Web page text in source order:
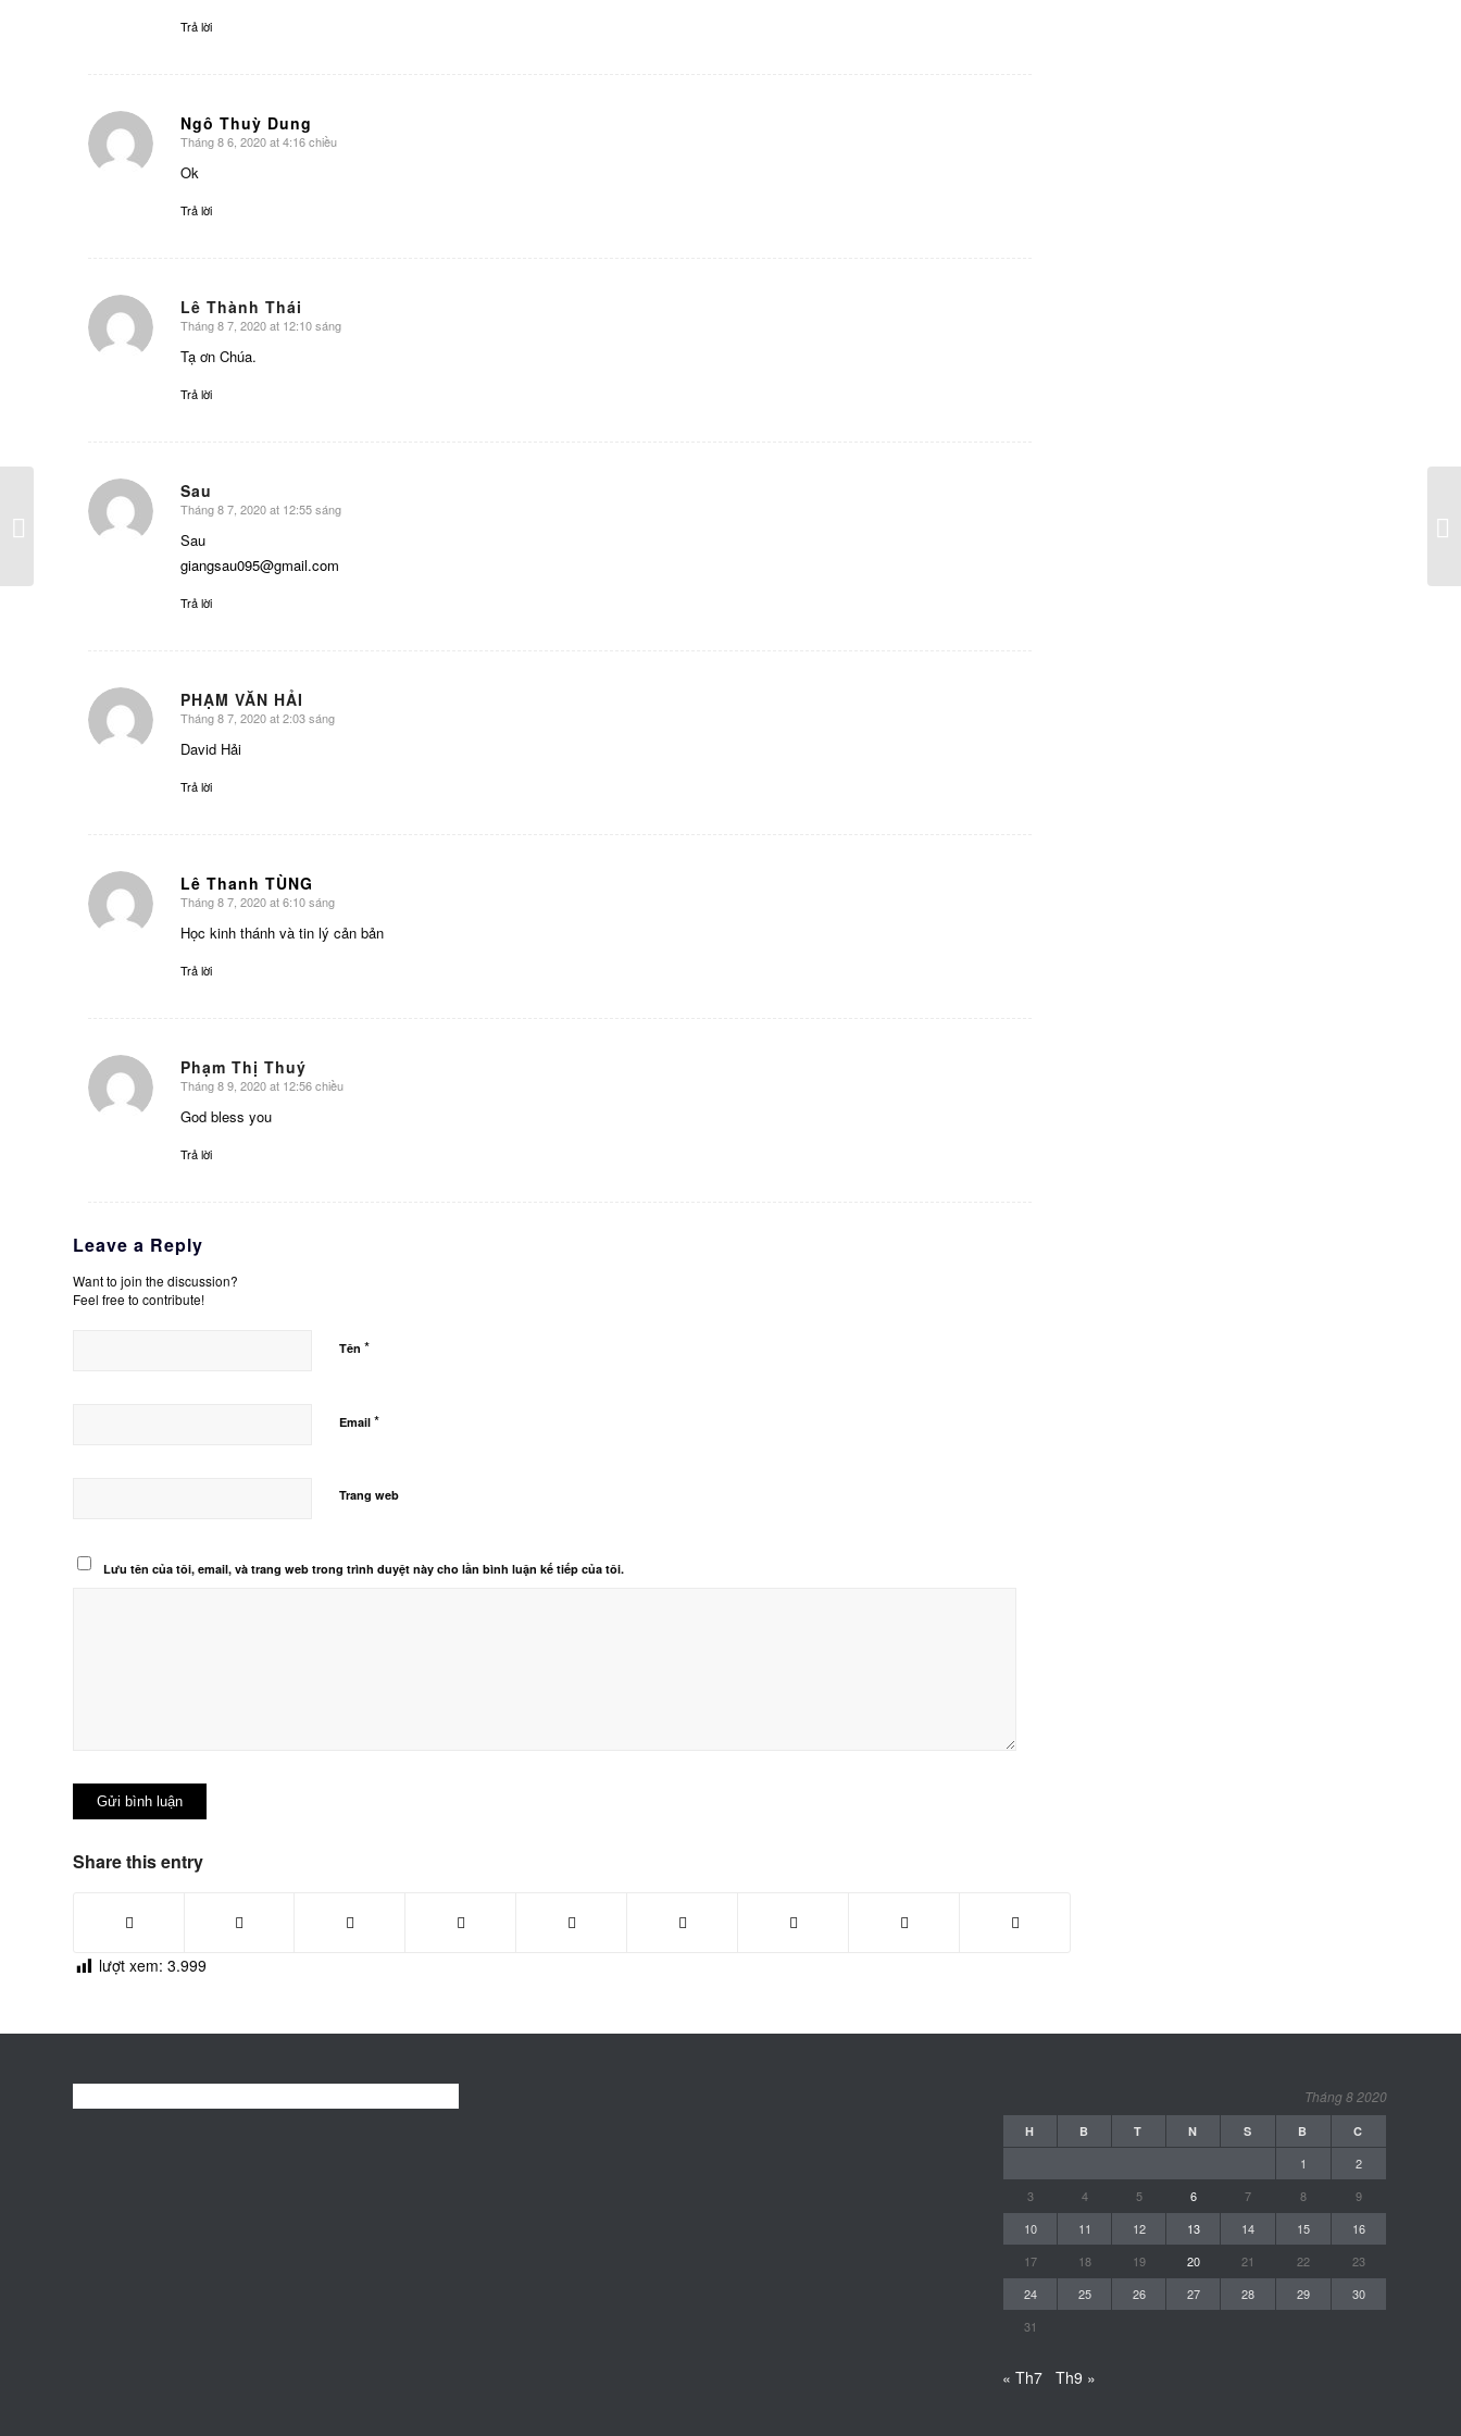
Trả lời
Ngô Thuỳ Dung
says:
Tháng 8 6, 2020 at 4:16 chiều
Ok
Trả lời
Lê Thành Thái
says:
Tháng 8 7, 2020 at 12:10 sáng
Tạ ơn Chúa.
Trả lời
Sau
says:
Tháng 8 7, 2020 at 12:55 sáng
Sau
giangsau095@gmail.com
Trả lời
PHẠM VĂN HẢI
says:
Tháng 8 7, 2020 at 2:03 sáng
David Hải
Trả lời
Lê Thanh TÙNG
says:
Tháng 8 7, 2020 at 6:10 sáng
Học kinh thánh và tin lý cản bản
Trả lời
Phạm Thị Thuý
says:
Tháng 8 9, 2020 at 12:56 chiều
God bless you
Trả lời
Leave a Reply
Want to join the discussion?
Feel free to contribute!
Tên *
Email *
Trang web
Lưu tên của tôi, email, và trang web trong trình duyệt này cho lần bình luận kế tiếp của tôi.
Share this entry
lượt xem: 3.999
Tháng 8 2020
H B T N S B C
1
2
3
4 5 6 7 8
9
10
11 12 13 14 15
16
17
18 19 20 21 22
23
24
25 26 27 28 29
30
31
« Th7 Th9 »
TÍNH ĐẾN SỰ CUỐI
CÙNG – BÀI HỌC TỪ
CÁC QUYẾT TÂM